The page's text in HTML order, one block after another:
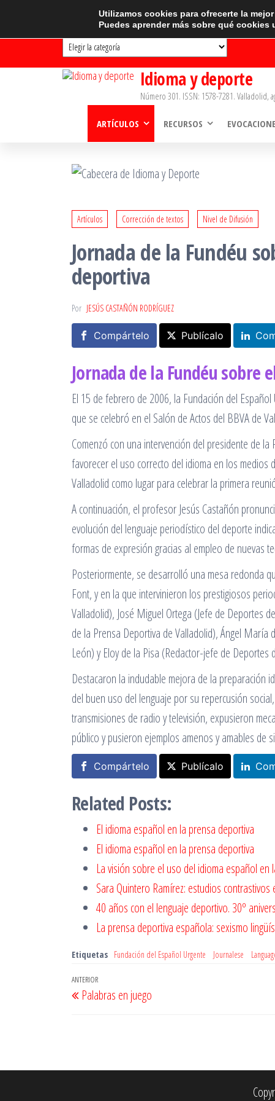
CATEGORÍAS
Categorías
Idioma y deporte
Número 301. ISSN: 1578-7281. Valladolid,
ARTÍCULOS RECURSOS
Artículos Corrección de textos Nivel de Difusión
Jornada de la Fundéu
deportiva
Por JESÚS CASTAÑÓN RODRÍGUEZ
Compártelo Publícalo
Jornada de la Fundéu
El 15 de febrero de 2006, la Fundación del
que se celebró en el Salón de Actos del BBVA de
Comenzó con una intervención del presidente de
favorecer el uso correcto del idioma en los medios
Valladolid como lugar para celebrar la primera
A continuación, el profesor Jesús Castañón
evolución del lenguaje periodístico del deporte
formas de expresión gracias al empleo de nuevas
Posteriormente, se desarrolló una mesa redonda
Font, y en la que intervinieron los prestigiosos
Valladolid), José Miguel Ortega (Jefe de Deportes
de la Prensa Deportiva de Valladolid), Ángel María
León) y Eloy de la Pisa (Redactor-jefe de Deportes
Destacaron la indudable mejora de la preparación
del buen uso del lenguaje por su repercusión
transmisiones de radio y televisión, expusieron
público y pusieron ejemplos amenos y amables
Compártelo Publícalo
Related Posts:
El idioma español en la prensa deportiva
El idioma español en la prensa deportiva
La visión sobre el uso del idioma español en
Sara Quintero Ramírez: estudios contrastivos
40 años con el lenguaje deportivo. 30º
La prensa deportiva española: sexismo
Etiquetas Fundación del Español Urgente Journalese
Navegación
de
Entrada
anterior
ANTERIOR
Palabras en juego
Utilizamos cookies para ofrecerte la
Puedes aprender más sobre qué